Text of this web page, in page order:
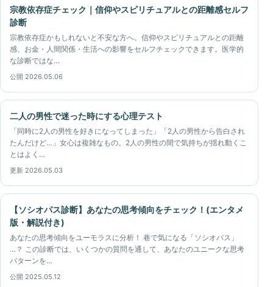
宗教依存症チェック｜信仰やスピリチュアルとの距離感セルフ
診断
宗教依存症かもしれないと不安な方へ。信仰やスピリチュアルとの距離
感、お金・人間関係・生活への影響をセルフチェックできます。医学的
な診断ではな…
公開 2026.05.06
二人の男性で迷った時にする心理テスト
「同時に2人の男性を好きになってしまった」「2人の男性から告白され
たんだけど…」女心は複雑なもの。2人の男性の間で気持ちが揺れ動くこ
とはよく…
更新 2026.05.03
【ソシオパス診断】あなたの思考傾向をチェック！(エンタメ
版・解説付き)
あなたの思考傾向をユーモラスに分析！ 巷で気になる「ソシオパス」
…？ この診断では、いくつかの質問を通して、あなたのユニークな思考
パターンを…
公開 2025.05.12